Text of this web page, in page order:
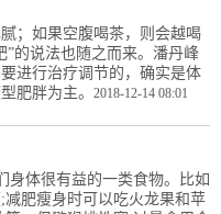
；如果空腹喝茶，则会越喝
”的说法也随之而来。潘丹峰
进行治疗调节的，确实是体
肥胖为主。 2018-12-14 08:01
身体很有益的一类食物。比如
肥瘦身时可以吃火龙果和苹